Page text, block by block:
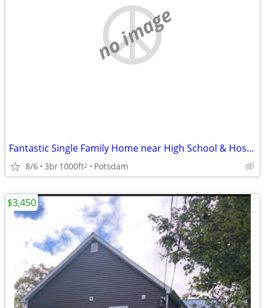
no image
Fantastic Single Family Home near High School & Hospital - 3bd/1ba
8/6 3br1000ft2 Potsdam
$3,450